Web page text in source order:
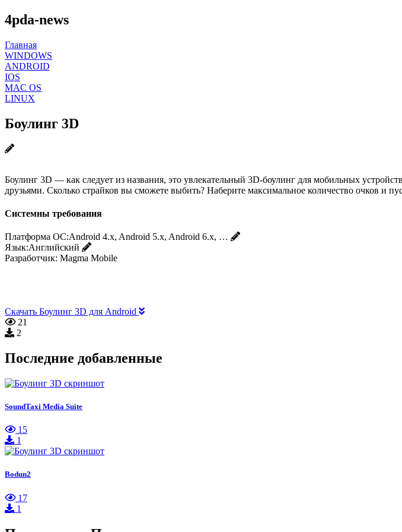
4pda-news
Главная
WINDOWS
ANDROID
IOS
MAC OS
LINUX
Боулинг 3D
Боулинг 3D — как следует из названия, это увлекательный 3D-боулинг для мобильных
друзьями. Сколько страйков вы сможете выбить? Наберите максимальное количество очков и
Системны требования
Платформа ОС:Android 4.x, Android 5.x, Android 6.x, …
Язык:Английский
Разработчик: Magma Mobile
Скачать Боулинг 3D для Android
21
2
Последние добавленные
SoundTaxi Media Suite
15
1
Bodun2
17
1